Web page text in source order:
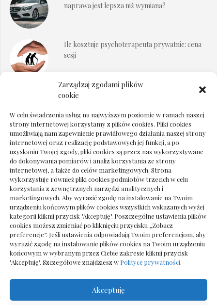
Zarządzaj zgodami plików
cookie
W celu świadczenia usług na najwyższym poziomie w ramach naszej
strony internetowej korzystamy z plików cookies. Pliki cookies
umożliwiają nam zapewnienie prawidłowego działania naszej strony
internetowej oraz realizację podstawowych jej funkcji, a po
uzyskaniu Twojej zgody, pliki cookies są przez nas wykorzystywane
do dokonywania pomiarów i analiz korzystania ze strony
internetowej, a także do celów marketingowych. Strona
wykorzystuje również pliki cookies podmiotów trzecich w celu
korzystania z zewnętrznych narzędzi analitycznych i
marketingowych. Aby wyrazić zgodę na instalowanie na Twoim
urządzeniu końcowym plików cookies wszystkich wskazanych wyżej
kategorii kliknij przycisk "Akceptuję". Poszczególne ustawienia plików
cookies możesz zmieniać po kliknięciu przycisku „Zobacz
preferencje”. Jeśli ustawienia odpowiadają Twoim preferencjom, aby
wyrazić zgodę na instalowanie plików cookies na Twoim urządzeniu
końcowym w wybranym przez Ciebie zakresie kliknij przycisk
"Akceptuję". Szczegółowe znajdziesz w Polityce prywatności.
Akceptuję
naprawa jest lepsza niż wymiana?
Ile kosztuje psychoterapeuta prywatnie: cena
sesji
Dokumenty do odbioru przy zmianie biura
Deska podłogowa do salonu: jak wybrać bez
pośpiechu